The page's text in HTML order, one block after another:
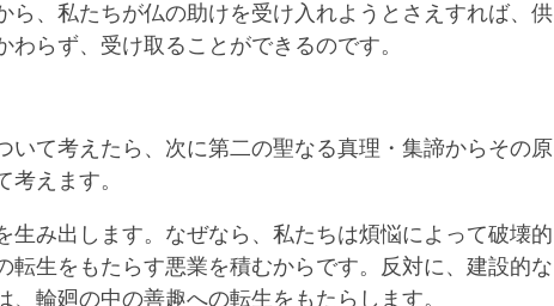
ら、私たちが仏の助けを受け入れようとさえすれば、供
らず、受け取ることができるのです。
いて考えたら、次に第二の聖なる真理・集諦からその原
考えます。
生み出します。なぜなら、私たちは煩悩によって破壊的
転生をもたらす悪業を積むからです。反対に、建設的な
、輪廻の中の善趣への転生をもたらします。